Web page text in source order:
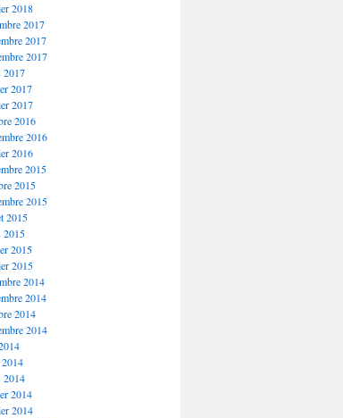
2018
2017
2017
2017
2017
2017
2017
2016
2016
2016
2015
2015
2015
2015
2015
2015
2015
2014
2014
2014
2014
2014
2014
2014